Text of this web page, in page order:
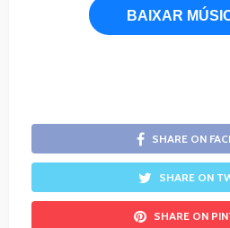
BAIXAR
SHARE ON
SHARE ON
SHARE ON